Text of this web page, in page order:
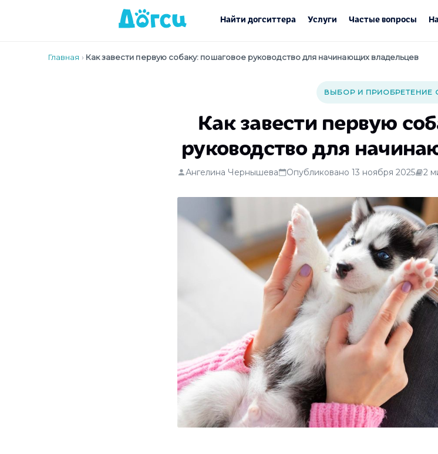
Найти догситтера Услуги Частые вопросы
Главная › Как завести первую собаку: пошаговое руководство для начинающих владельцев
ВЫБОР И ПРИОБРЕТЕНИЕ
Как завести первую
руководство для
Ангелина Чернышева Опубликовано 13 ноября 2025 2